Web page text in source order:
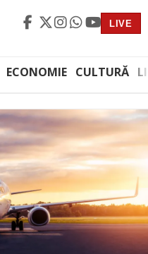
LIVE
ECONOMIE CULTURĂ